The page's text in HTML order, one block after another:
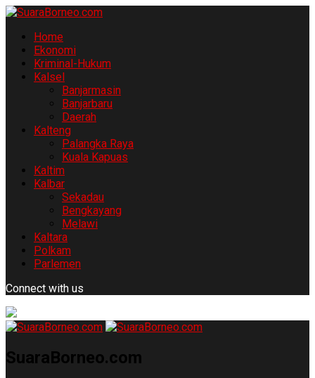
Home
Ekonomi
Kriminal-Hukum
Kalsel
Banjarmasin
Banjarbaru
Daerah
Kalteng
Palangka Raya
Kuala Kapuas
Kaltim
Kalbar
Sekadau
Bengkayang
Melawi
Kaltara
Polkam
Parlemen
Connect with us
SuaraBorneo.com